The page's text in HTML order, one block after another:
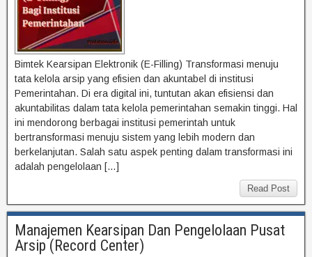
Bimtek Kearsipan Elektronik (E-Filling) Transformasi menuju
tata kelola arsip yang efisien dan akuntabel di institusi
Pemerintahan. Di era digital ini, tuntutan akan efisiensi dan
akuntabilitas dalam tata kelola pemerintahan semakin tinggi. Hal
ini mendorong berbagai institusi pemerintah untuk
bertransformasi menuju sistem yang lebih modern dan
berkelanjutan. Salah satu aspek penting dalam transformasi ini
adalah pengelolaan […]
Read Post
Manajemen Kearsipan Dan Pengelolaan Pusat
Arsip (Record Center)